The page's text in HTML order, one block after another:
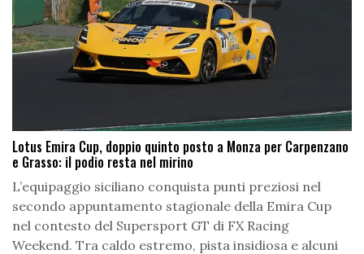
Lotus Emira Cup, doppio quinto posto a Monza per Carpenzano
e Grasso: il podio resta nel mirino
L’equipaggio siciliano conquista punti preziosi nel
secondo appuntamento stagionale della Emira Cup
nel contesto del Supersport GT di FX Racing
Weekend. Tra caldo estremo, pista insidiosa e alcuni